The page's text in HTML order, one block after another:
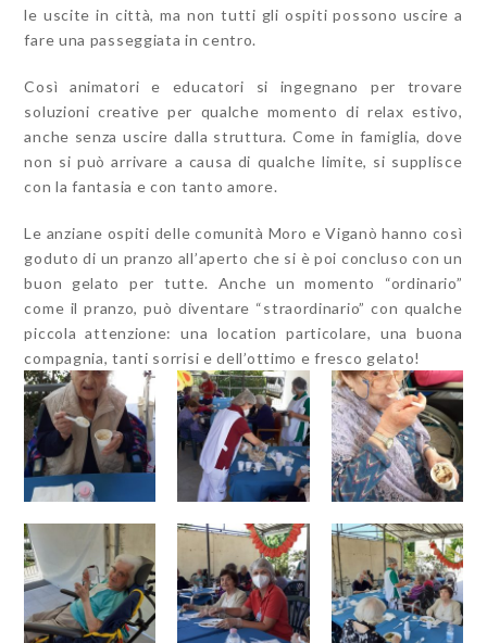
le uscite in città, ma non tutti gli ospiti possono uscire a
fare una passeggiata in centro.
Così animatori e educatori si ingegnano per trovare
soluzioni creative per qualche momento di relax estivo,
anche senza uscire dalla struttura. Come in famiglia, dove
non si può arrivare a causa di qualche limite, si supplisce
con la fantasia e con tanto amore.
Le anziane ospiti delle comunità Moro e Viganò hanno così
goduto di un pranzo all’aperto che si è poi concluso con un
buon gelato per tutte. Anche un momento “ordinario”
come il pranzo, può diventare “straordinario” con qualche
piccola attenzione: una location particolare, una buona
compagnia, tanti sorrisi e dell’ottimo e fresco gelato!